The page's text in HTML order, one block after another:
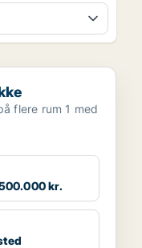
flere rum 1 med
kr.